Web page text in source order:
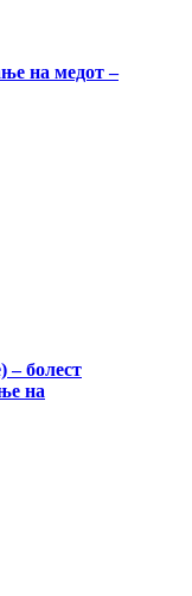
на медот –
– болест
на